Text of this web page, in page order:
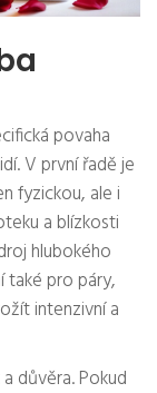
povaha
V první řadě je
fyzickou, ale i
a blízkosti
hlubokého
také pro páry,
intenzivní a
důvěra. Pokud